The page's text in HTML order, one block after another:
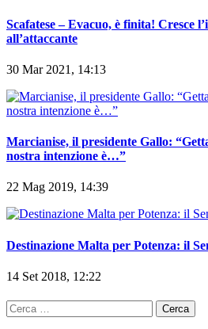
Scafatese – Evacuo, è finita! Cresce
all’attaccante
30 Mar 2021, 14:13
Marcianise, il presidente Gallo:
nostra intenzione è…”
22 Mag 2019, 14:39
Destinazione Malta per Potenza: il
14 Set 2018, 12:22
Ricerca
per: